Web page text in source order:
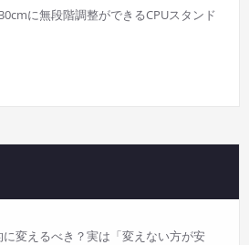
に無段階調整ができるCPUスタンド
変えるべき？実は「変えない方が安